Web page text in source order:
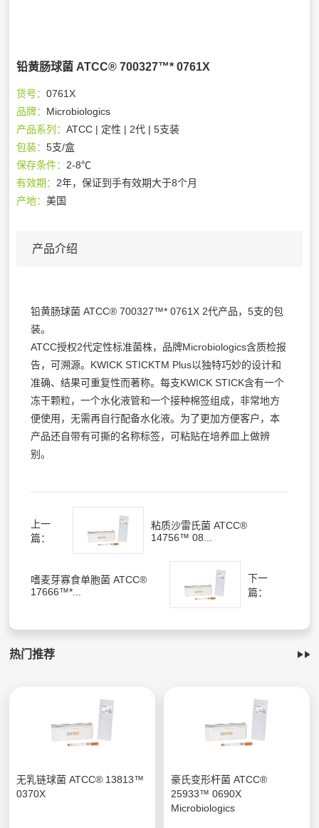
铅黄肠球菌 ATCC® 700327™* 0761X
货号：0761X
品牌： Microbiologics
产品系列：ATCC | 定性 | 2代 | 5支装
包装：5支/盒
保存条件： 2-8℃
有效期： 2年，保证到手有效期大于8个月
产地：美国
产品介绍
铅黄肠球菌 ATCC® 700327™* 0761X 2代产品，5支的包
装。
ATCC授权2代定性标准菌株，品牌Microbiologics含质检报
告，可溯源。KWICK STICKTM Plus以独特巧妙的设计和
准确、结果可重复性而著称。每支KWICK STICK含有一个
冻干颗粒，一个水化液管和一个接种棉签组成，非常地方
便使用，无需再自行配备水化液。为了更加方便客户，本
产品还自带有可撕的名称标签，可粘贴在培养皿上做辨
别。
上一
篇：
粘质沙雷氏菌 ATCC®
14756™ 08...
嗜麦芽寡食单胞菌 ATCC®
17666™*...
下一
篇：
热门推荐
无乳链球菌 ATCC® 13813™
0370X
豪氏变形杆菌 ATCC®
25933™ 0690X
Microbiologics